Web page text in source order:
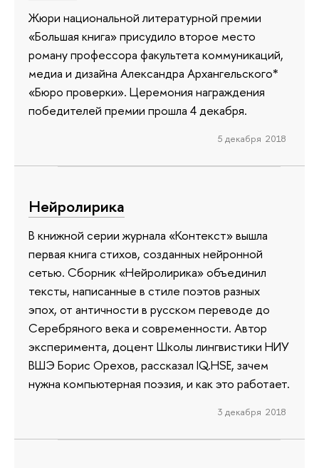
Жюри национальной литературной премии
«Большая книга» присудило второе место
роману профессора факультета коммуникаций,
медиа и дизайна Александра Архангельского*
«Бюро проверки». Церемония награждения
победителей премии прошла 4 декабря.
5 декабря 2018
Нейролирика
В книжной серии журнала «Контекст» вышла
первая книга стихов, созданных нейронной
сетью. Сборник «Нейролирика» объединил
тексты, написанные в стиле поэтов разных
эпох, от античности в русском переводе до
Серебряного века и современности. Автор
эксперимента, доцент Школы лингвистики НИУ
ВШЭ Борис Орехов, рассказал IQ.HSE, зачем
нужна компьютерная поэзия, и как это работает.
3 декабря 2018